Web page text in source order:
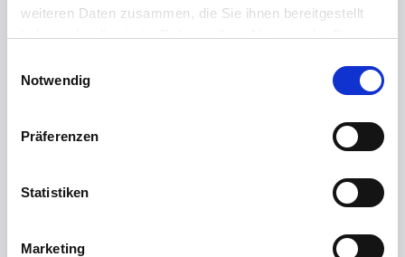
weiteren Daten zusammen, die Sie ihnen bereitgestellt
haben oder die sie im Rahmen Ihrer Nutzung der Dienste
Notwendig
Präferenzen
Statistiken
Marketing
zu den Details